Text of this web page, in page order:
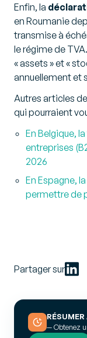
Enfin, la
en Roumanie
transmise à
le régime de
« assets » et «
annuellement et
Autres articles
qui pourraient
En Belgique,
entreprises
2026
En Espagne,
permettre de
Partager sur
— Obtenez